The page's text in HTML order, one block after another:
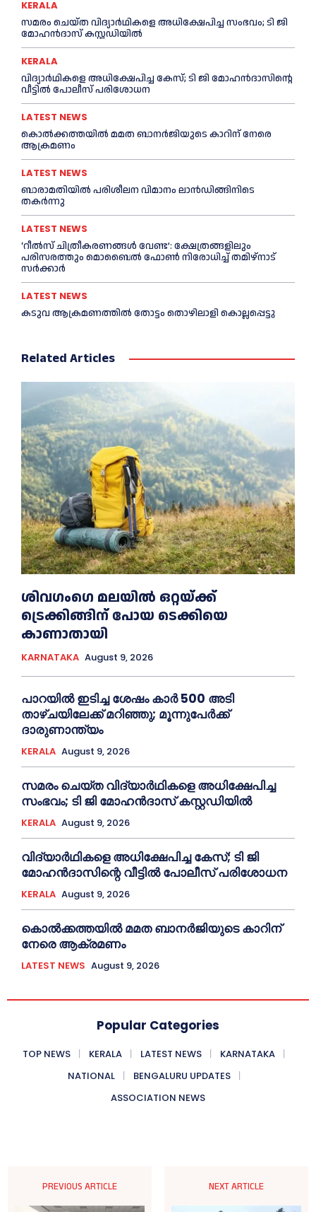
KERALA
സമരം ചെയ്ത വിദ്യാര്‍ഥികളെ അധിക്ഷേപിച്ച സംഭവം; ടി ജി
മോഹന്‍ദാസ് കസ്റ്റഡിയിൽ
KERALA
വിദ്യാര്‍ഥികളെ അധിക്ഷേപിച്ച കേസ്; ടി ജി മോഹന്‍ദാസിന്റെ
വീട്ടില്‍ പോലീസ് പരിശോധന
LATEST NEWS
കൊല്‍ക്കത്തയില്‍ മമത ബാനര്‍ജിയുടെ കാറിന് നേരെ
ആക്രമണം
LATEST NEWS
ബാരാമതിയില്‍ പരിശീലന വിമാനം ലാന്‍ഡിങ്ങിനിടെ
തകര്‍ന്നു
LATEST NEWS
‘റീല്‍സ് ചിത്രീകരണങ്ങള്‍ വേണ്ട’: ക്ഷേത്രങ്ങളിലും
പരിസരത്തും മൊബൈല്‍ ഫോണ്‍ നിരോധിച്ച്‌ തമിഴ്നാട്
സര്‍ക്കാര്‍
LATEST NEWS
കടുവ ആക്രമണത്തില്‍ തോട്ടം തൊഴിലാളി കൊല്ലപ്പെട്ടു
Related Articles
ശിവഗംഗെ മലയിൽ ഒറ്റയ്ക്ക്
ട്രെക്കിങ്ങിന് പോയ ടെക്കിയെ
കാണാതായി
KARNATAKA August 9, 2026
പാറയിൽ ഇടിച്ച ശേഷം കാർ 500 അടി
താഴ്ചയിലേക്ക് മറിഞ്ഞു; മൂന്നുപേർക്ക്
ദാരുണാന്ത്യം
KERALA August 9, 2026
സമരം ചെയ്ത വിദ്യാര്‍ഥികളെ അധിക്ഷേപിച്ച
സംഭവം; ടി ജി മോഹന്‍ദാസ് കസ്റ്റഡിയിൽ
KERALA August 9, 2026
വിദ്യാര്‍ഥികളെ അധിക്ഷേപിച്ച കേസ്; ടി ജി
മോഹന്‍ദാസിന്റെ വീട്ടില്‍ പോലീസ് പരിശോധന
KERALA August 9, 2026
കൊല്‍ക്കത്തയില്‍ മമത ബാനര്‍ജിയുടെ കാറിന്
നേരെ ആക്രമണം
LATEST NEWS August 9, 2026
Popular Categories
TOP NEWS KERALA LATEST NEWS
KARNATAKA
NATIONAL
BENGALURU UPDATES
ASSOCIATION NEWS
PREVIOUS ARTICLE NEXT ARTICLE